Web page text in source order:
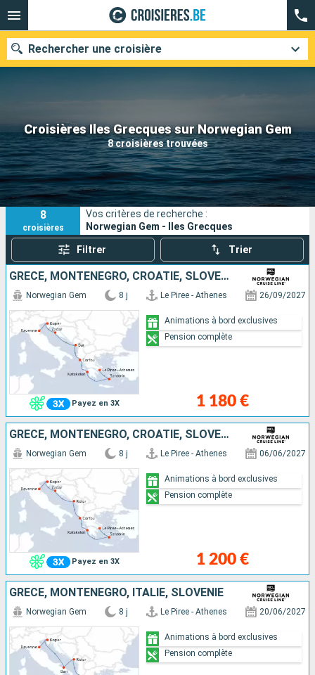
Croisières Iles Grecques sur Norwegian Gem
8 croisières trouvées
Rechercher une croisière
Nos destinations
Mois de départ
Ports Compagnies
Rechercher
8
croisières
Vos critères de recherche :
Norwegian Gem - Iles Grecques
Filtrer Trier
GRÈCE, MONTÉNÉGRO, CROATIE, SLOVÉNIE, ITALIE
Payez en 3X
Norwegian Gem 8 j Le Piree - Athenes 26/09/2027
1 180 €
Animations à bord exclusives
Pension complète
GRÈCE, MONTÉNÉGRO, CROATIE, SLOVÉNIE, ITALIE
Payez en 3X
Norwegian Gem 8 j Le Piree - Athenes 06/06/2027
1 200 €
Animations à bord exclusives
Pension complète
GRÈCE, MONTÉNÉGRO, ITALIE, SLOVÉNIE
Norwegian Gem 8 j Le Piree - Athenes 20/06/2027
Animations à bord exclusives
Pension complète